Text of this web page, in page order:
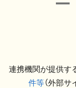
連携機関が提供す
件等（外部